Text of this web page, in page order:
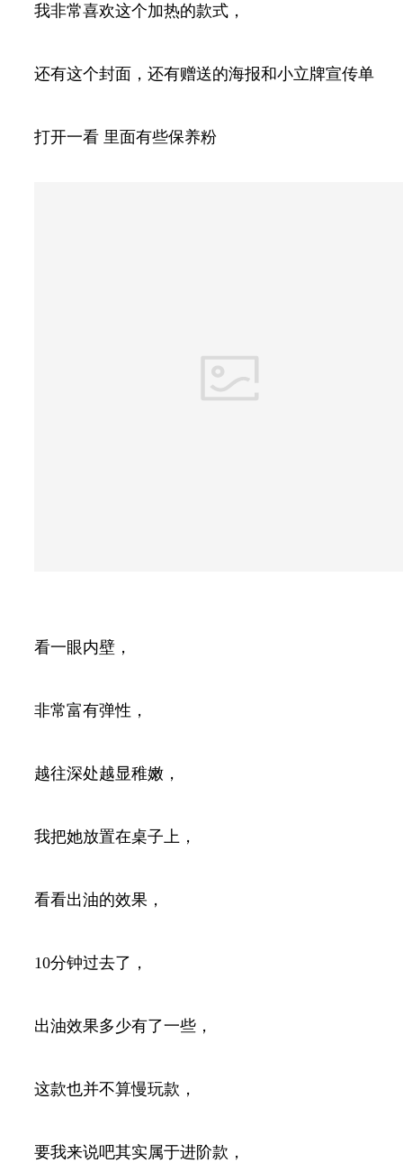
我非常喜欢这个加热的款式，
还有这个封面，还有赠送的海报和小立牌宣传单
打开一看 里面有些保养粉
看一眼内壁，
非常富有弹性，
越往深处越显稚嫩，
我把她放置在桌子上，
看看出油的效果，
10分钟过去了，
出油效果多少有了一些，
这款也并不算慢玩款，
要我来说吧其实属于进阶款，